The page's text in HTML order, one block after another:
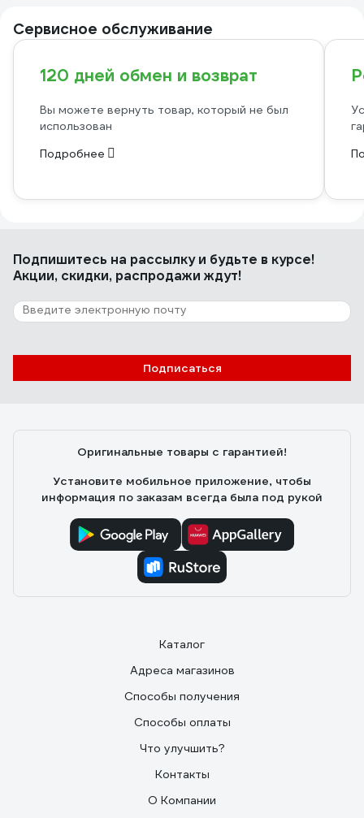
Сервисное обслуживание
120 дней обмен и возврат
Вы можете вернуть товар, который не был
использован
Подробнее
Подпишитесь на рассылкуи будьте в курсе!
Акции, скидки, распродажи ждут!
Подписаться
Оригинальные товары с гарантией!
Установите мобильное приложение, чтобы
информация по заказам всегда была под рукой
Каталог
Адреса магазинов
Способы получения
Способы оплаты
Что улучшить?
Контакты
О Компании